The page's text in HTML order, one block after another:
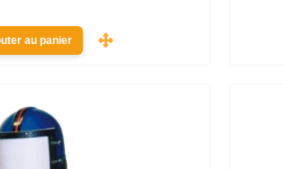
au panier